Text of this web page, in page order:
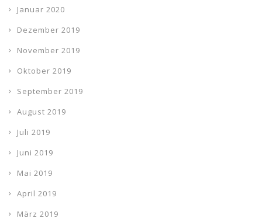
Januar 2020
Dezember 2019
November 2019
Oktober 2019
September 2019
August 2019
Juli 2019
Juni 2019
Mai 2019
April 2019
März 2019